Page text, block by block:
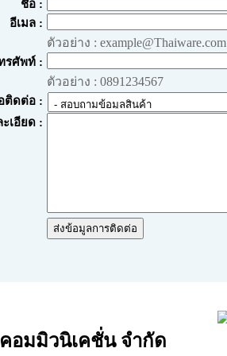
ชื่อ :
อีเมล :
ตัวอย่าง : example@Thaiware.com
รศัพท์ :
ตัวอย่าง : 0891234567
ติดต่อ :
ะเอียด :
อมมิวนิเคชั่น จำกัด